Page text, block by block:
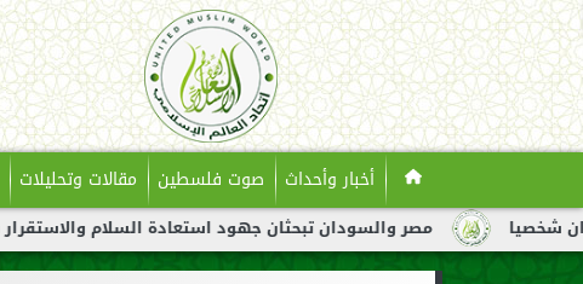
أخبار وأحداث صوت فلسطين مقالات وتحليلات
مصر والسودان تبحثان جهود استعادة السلام والاستقرار في السودان